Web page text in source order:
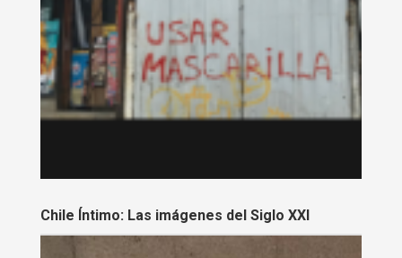
Chile Íntimo: Las imágenes del Siglo XXI